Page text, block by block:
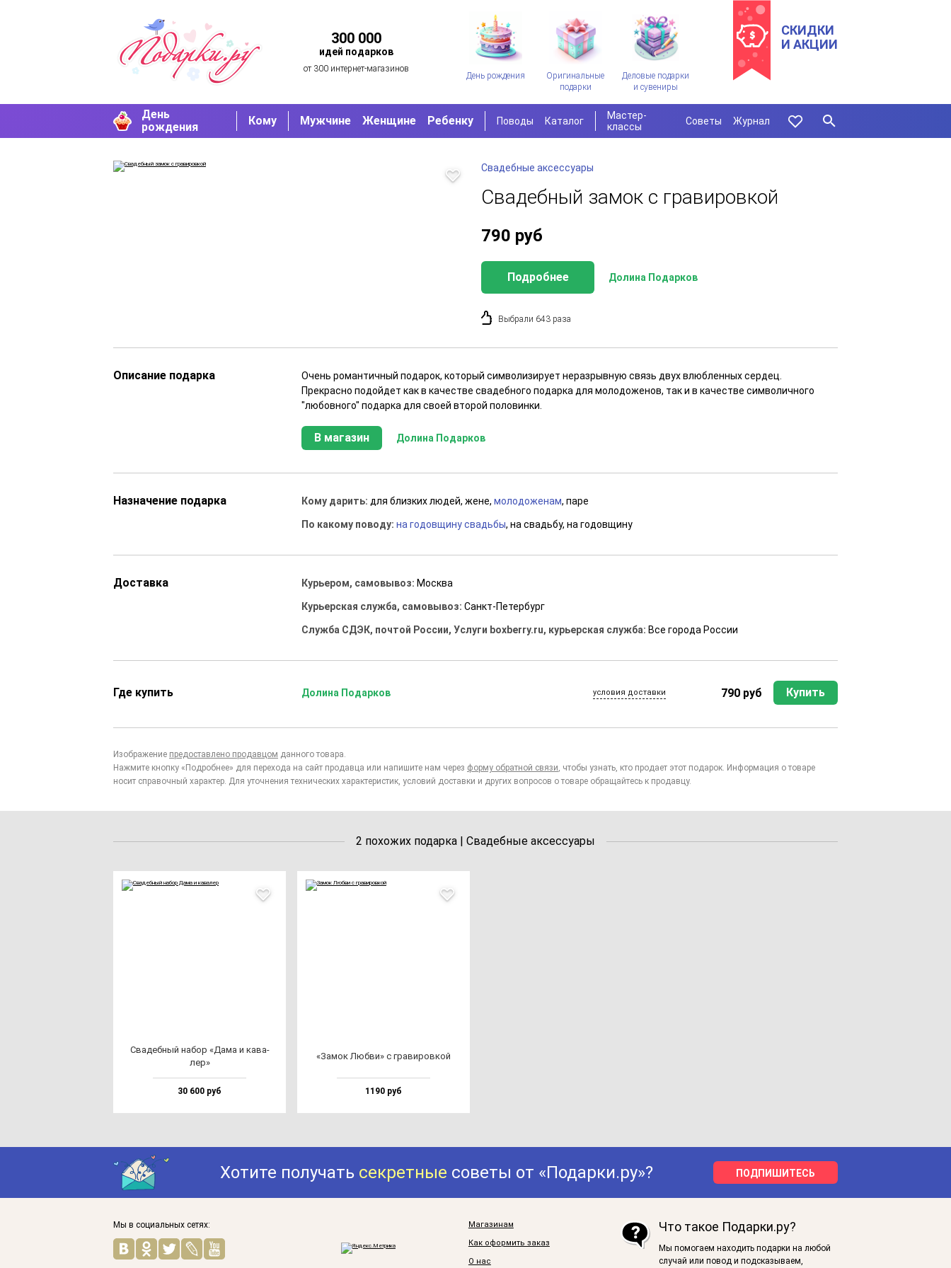
300 000
идей подарков
от 300 интернет-магазинов
День рождения
Оригинальные
подарки
Деловые подарки
и сувениры
СКИДКИ
И АКЦИИ
День
рождения
Кому Мужчине Женщине Ребенку Поводы Каталог
Мастер-
классы
Советы Журнал
Свадебные аксессуары
Свадебный замок с гравировкой
790 руб
Подробнее Долина Подарков
Выбрали 643 раза
Описание подарка
Очень романтичный подарок, который символизирует неразрывную связь двух влюбленных сердец.
Прекрасно подойдет как в качестве свадебного подарка для молодоженов, так и в качестве символичного
"любовного" подарка для своей второй половинки.
В магазин Долина Подарков
Назначение подарка Кому дарить:для близких людей, жене,молодоженам, паре
По какому поводу:на годовщину свадьбы, на свадьбу, на годовщину
Доставка Курьером, самовывоз: Москва
Курьерская служба, самовывоз:Санкт-Петербург
Служба СДЭК, почтой России, Услуги boxberry.ru, курьерская служба: Все города России
Где купить Долина Подарков условия доставки 790 руб Купить
Изображение предоставлено продавцом данного товара.
Нажмите кнопку «Подробнее» для перехода на сайт продавца или напишите нам через форму обратной связи, чтобы узнать, кто продает этот подарок. Информация о товаре
носит справочный характер. Для уточнения технических характеристик, условий доставки и других вопросов о товаре обращайтесь к продавцу.
2 похожих подарка | Свадебные аксессуары
Сва­деб­ный на­бор «Дама и ка­ва­
лер»
30 600 руб
«Замок Люб­ви» с гра­ви­ров­кой
1190 руб
Хотите получать секретные советы от «Подарки.ру»? ПОДПИШИТЕСЬ
Мы в социальных сетях:
Магазинам
Как оформить заказ
О нас
Что такое Подарки.ру?
Мы помогаем находить подарки на любой
случай или повод и подсказываем,